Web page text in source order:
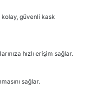
güvenli kask
hızlı erişim sağlar.
sağlar.